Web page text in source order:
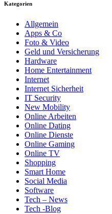
Kategorien
Allgemein
Apps & Co
Foto & Video
Geld und Versicherung
Hardware
Home Entertainment
Internet
Internet Sicherheit
IT Security
New Mobility
Online Arbeiten
Online Dating
Online Dienste
Online Gaming
Online TV
Shopping
Smart Home
Social Media
Software
Tech – News
Tech -Blog